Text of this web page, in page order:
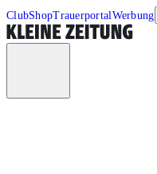
ClubShopTrauerportalWerbung